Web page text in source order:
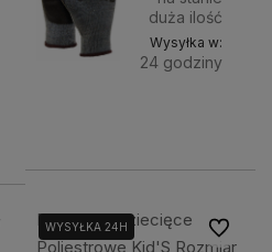
duża ilość
Wysyłka w:
24 godziny
Rękawice Dziecięce
Poliestrowe Kid'S Rozmiar
WYSYŁKA 24H Do